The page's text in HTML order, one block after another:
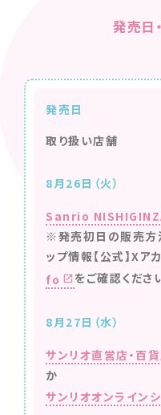
発売日
発売日
取り扱い店舗
8月26日（火）
Sanrio
※発売初日の販売方
ップ情報【公式】Xア
fo
をご確認くださ
8月27日（水）
サンリオ直営店・百
か
サンリオオンライン